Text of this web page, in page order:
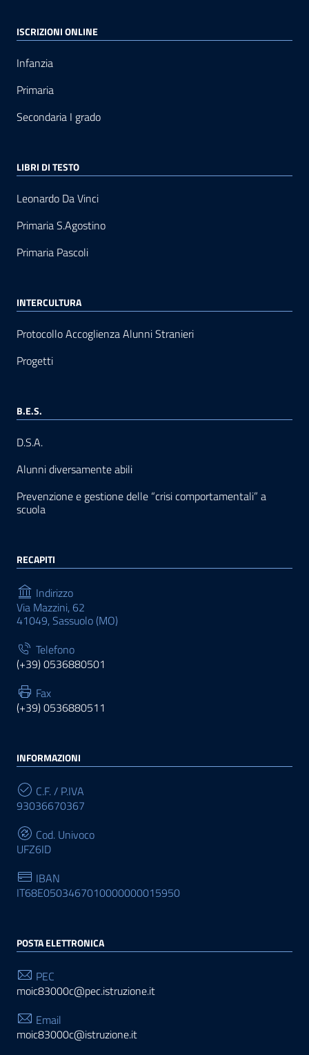
ISCRIZIONI ONLINE
Infanzia
Primaria
Secondaria I grado
LIBRI DI TESTO
Leonardo Da Vinci
Primaria S.Agostino
Primaria Pascoli
INTERCULTURA
Protocollo Accoglienza Alunni Stranieri
Progetti
B.E.S.
D.S.A.
Alunni diversamente abili
Prevenzione e gestione delle “crisi comportamentali” a
scuola
RECAPITI
Indirizzo
Via Mazzini, 62
41049, Sassuolo (MO)
Telefono
(+39) 0536880501
Fax
(+39) 0536880511
INFORMAZIONI
C.F. / P.IVA
93036670367
Cod. Univoco
UFZ6ID
IBAN
IT68E0503467010000000015950
POSTA ELETTRONICA
PEC
moic83000c@pec.istruzione.it
Email
moic83000c@istruzione.it